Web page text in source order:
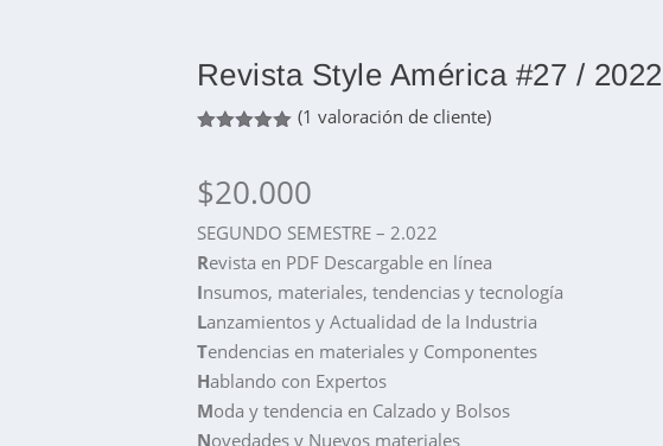
Revista Style América #27 / 2022
de 5 en
base a
de un
(1 valoración de cliente)
$20.000
SEGUNDO SEMESTRE – 2.022
Revista en PDF Descargable en línea
Insumos, materiales, tendencias y tecnología
Lanzamientos y Actualidad de la Industria
Tendencias en materiales y Componentes
Hablando con Expertos
Moda y tendencia en Calzado y Bolsos
Novedades y Nuevos materiales